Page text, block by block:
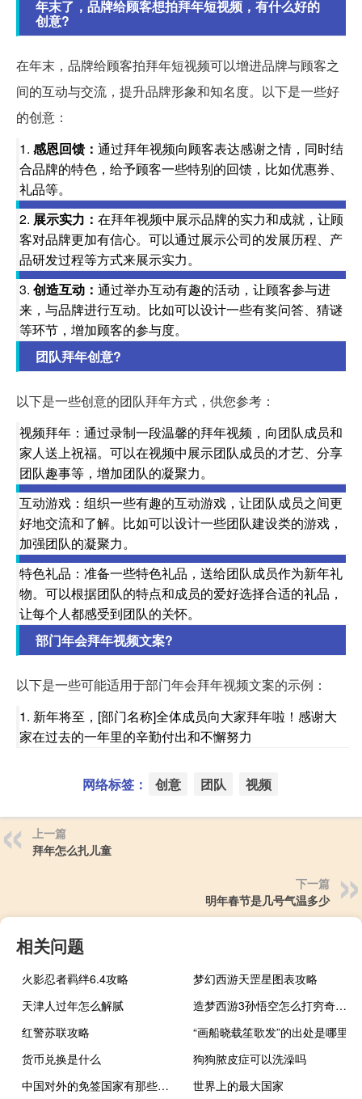
年末了，品牌给顾客想拍拜年短视频，有什么好的
创意?
在年末，品牌给顾客拍拜年短视频可以增进品牌与顾客之
间的互动与交流，提升品牌形象和知名度。以下是一些好
的创意：
1. 感恩回馈： 通过拜年视频向顾客表达感谢之情，同时结
合品牌的特色，给予顾客一些特别的回馈，比如优惠券、
礼品等。
2. 展示实力： 在拜年视频中展示品牌的实力和成就，让顾
客对品牌更加有信心。可以通过展示公司的发展历程、产
品研发过程等方式来展示实力。
3. 创造互动： 通过举办互动有趣的活动，让顾客参与进
来，与品牌进行互动。比如可以设计一些有奖问答、猜谜
等环节，增加顾客的参与度。
团队拜年创意?
以下是一些创意的团队拜年方式，供您参考：
视频拜年：通过录制一段温馨的拜年视频，向团队成员和
家人送上祝福。可以在视频中展示团队成员的才艺、分享
团队趣事等，增加团队的凝聚力。
互动游戏：组织一些有趣的互动游戏，让团队成员之间更
好地交流和了解。比如可以设计一些团队建设类的游戏，
加强团队的凝聚力。
特色礼品：准备一些特色礼品，送给团队成员作为新年礼
物。可以根据团队的特点和成员的爱好选择合适的礼品，
让每个人都感受到团队的关怀。
部门年会拜年视频文案?
以下是一些可能适用于部门年会拜年视频文案的示例：
1. 新年将至，[部门名称]全体成员向大家拜年啦！感谢大
家在过去的一年里的辛勤付出和不懈努力
网络标签： 创意 团队 视频
上一篇
拜年怎么扎儿童
下一篇
明年春节是几号气温多少
相关问题
火影忍者羁绊6.4攻略
梦幻西游天罡星图表攻略
天津人过年怎么解腻
造梦西游3孙悟空怎么打穷奇（造梦西游3穷奇怎么打）
红警苏联攻略
“画船晓载笙歌发”的出处是哪里
货币兑换是什么
狗狗脓皮症可以洗澡吗
中国对外的免签国家有那些国家
世界上的最大国家